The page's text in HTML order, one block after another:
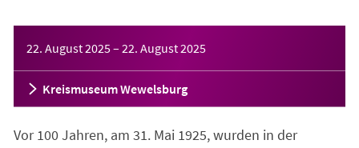
22. August 2025– 22. August 2025
Kreismuseum Wewelsburg
Vor 100 Jahren, am 31. Mai 1925, wurden in der